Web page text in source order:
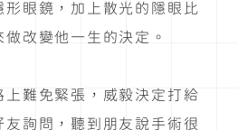
形眼鏡，加上散光的隱眼比
改變他一生的決定。
上難免緊張，威毅決定打給
友詢問，聽到朋友說手術很